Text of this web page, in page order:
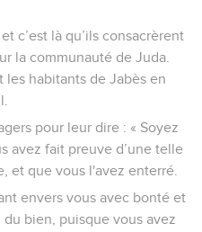
c’est là qu’ils consacrèrent
la communauté de Juda.
habitants de Jabès en
pour leur dire : « Soyez
avez fait preuve d’une telle
et que vous l'avez enterré.
envers vous avec bonté et
bien, puisque vous avez